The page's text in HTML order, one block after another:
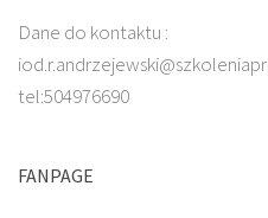
Dane do kontaktu :
tel:504976690
FANPAGE